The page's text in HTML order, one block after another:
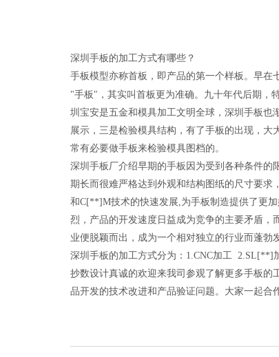
深圳手板的加工方式有哪些？
手板模型亦称首板，即产品的第一个样板。早在
"手板"，其实叫首板更为准确。九十年代后期，
圳宝安是五金和模具加工文明全球，深圳手板也
展示，三是检验模具结构，有了手板的出现，
常有必要做手板来检验模具图档的。
深圳手板厂介绍早期的手板因为受到各种条件
期长而很难严格达到外观和结构图纸的尺寸要
和C[**]M技术的快速发展,为手板制造提供了更
烈，产品的开发速度日益成为竞争的主要矛盾，
业便脱颖而出，成为一个相对独立的行业而蓬勃
深圳手板的加工方式分为：1.CNC加工 2.SL[**]
抄数设计真诚的欢迎来我司参观了解更多手板
品开发的技术改进和产品验证问题。大家一起合